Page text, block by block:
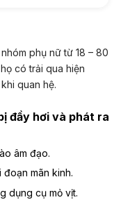
phụ nữ từ 18 – 80
có trải qua hiện
quan hệ.
đầy hơi và phát ra
âm đạo.
mãn kinh.
dụng cụ mỏ vịt.